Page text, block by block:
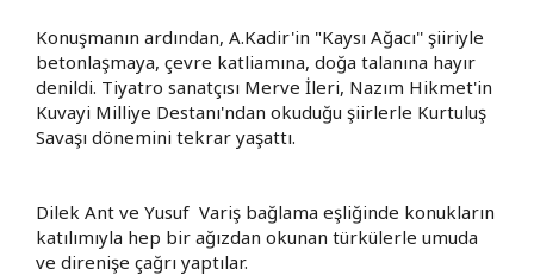
Konuşmanın ardından, A.Kadir'in "Kaysı Ağacı'' şiiriyle
betonlaşmaya, çevre katliamına, doğa talanına hayır
denildi. Tiyatro sanatçısı Merve İleri, Nazım Hikmet'in
Kuvayi Milliye Destanı'ndan okuduğu şiirlerle Kurtuluş
Savaşı dönemini tekrar yaşattı.
Dilek Ant ve Yusuf Variş bağlama eşliğinde konukların
katılımıyla hep bir ağızdan okunan türkülerle umuda
ve direnişe çağrı yaptılar.